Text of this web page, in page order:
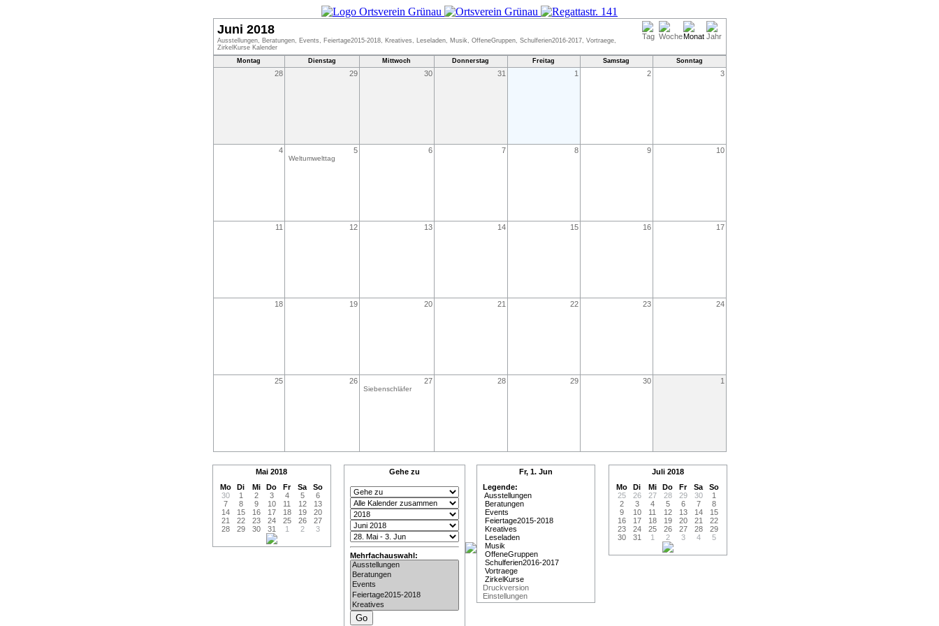
Juni 2018
Ausstellungen, Beratungen, Events, Feiertage2015-2018, Kreatives, Leseladen, Musik, OffeneGruppen, Schulferien2016-2017, Vortraege,
ZirkelKurse Kalender
Montag
Dienstag Mittwoch Donnerstag Freitag Samstag Sonntag
28 29 30 31 1 2 3
4 5
Weltumwelttag
6 7 8 9 10
11 12 13 14 15 16 17
18 19 20 21 22 23 24
25 26 27
Siebenschläfer
28 29 30 1
Mai 2018
Mo
Di Mi Do Fr Sa
So
30
1 2 3 4 5
6
7
8 9 10 11 12
13
14
15 16 17 18 19
20
21
22 23 24 25 26
27
28
29 30 31 1 2 3
Gehe zu
Mehrfachauswahl:
Fr, 1. Jun
Legende:
Ausstellungen
Beratungen
Events
Feiertage2015-2018
Kreatives
Leseladen
Musik
OffeneGruppen
Schulferien2016-2017
Vortraege
ZirkelKurse
Druckversion
Einstellungen
Juli 2018
Mo
Di Mi Do Fr Sa
So
25
26 27 28 29 30
1
2
3 4 5 6 7
8
9
10 11 12 13 14
15
16
17 18 19 20 21
22
23
24 25 26 27 28
29
30
31 1 2 3 4 5